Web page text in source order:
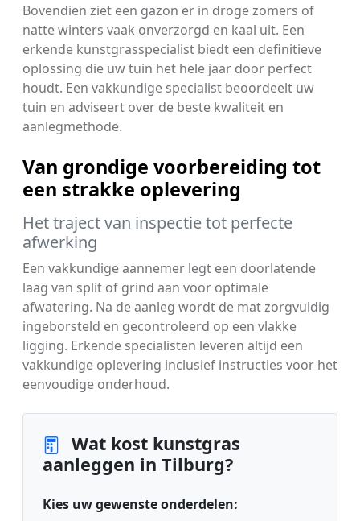
Bovendien ziet een gazon er in droge zomers of
natte winters vaak onverzorgd en kaal uit. Een
erkende kunstgrasspecialist biedt een definitieve
oplossing die uw tuin het hele jaar door perfect
houdt. Een vakkundige specialist beoordeelt uw
tuin en adviseert over de beste kwaliteit en
aanlegmethode.
Van grondige voorbereiding tot
een strakke oplevering
Het traject van inspectie tot perfecte
afwerking
Een vakkundige aannemer legt een doorlatende
laag van split of grind aan voor optimale
afwatering. Na de aanleg wordt de mat zorgvuldig
ingeborsteld en gecontroleerd op een vlakke
ligging. Erkende specialisten leveren altijd een
vakkundige oplevering inclusief instructies voor het
eenvoudige onderhoud.
Wat kost kunstgras
aanleggen in Tilburg?
Kies uw gewenste onderdelen: